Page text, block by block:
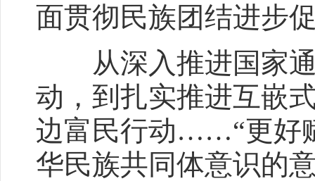
面贯彻民族团结进步
从深入推进国家通
动，到扎实推进互嵌
边富民行动……“更好
华民族共同体意识的